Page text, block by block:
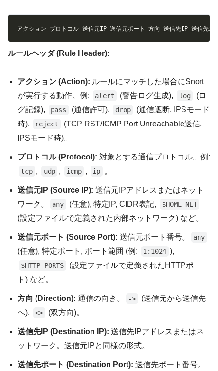
アクション プロトコル 送信元IP 送信元ポート 方向 送信先IP 送信先
ルールヘッダ (Rule Header):
アクション (Action): ルールにマッチした場合にSnort
が実行する動作。例:
alert (警告ログ生成), log
(ロ
グ記録),
pass (通信許可), drop
(通信遮断, IPSモード
時),
reject
(TCP RST/ICMP Port Unreachable送信,
IPSモード時)。
プロトコル (Protocol): 対象とする通信プロトコル。例:
tcp , udp , icmp , ip 。
送信元IP (Source IP): 送信元IPアドレスまたはネット
ワーク。
any (任意), 特定IP, CIDR表記, $HOME_NET
(設定ファイルで定義された内部ネットワーク) など。
送信元ポート (Source Port): 送信元ポート番号。 any
(任意), 特定ポート, ポート範囲 (例: 1:1024 ),
$HTTP_PORTS
(設定ファイルで定義されたHTTPポー
ト) など。
方向 (Direction): 通信の向き。 ->
(送信元から送信先
へ),
<> (双方向)。
送信先IP (Destination IP): 送信先IPアドレスまたはネ
ットワーク。送信元IPと同様の形式。
送信先ポート (Destination Port): 送信先ポート番号。